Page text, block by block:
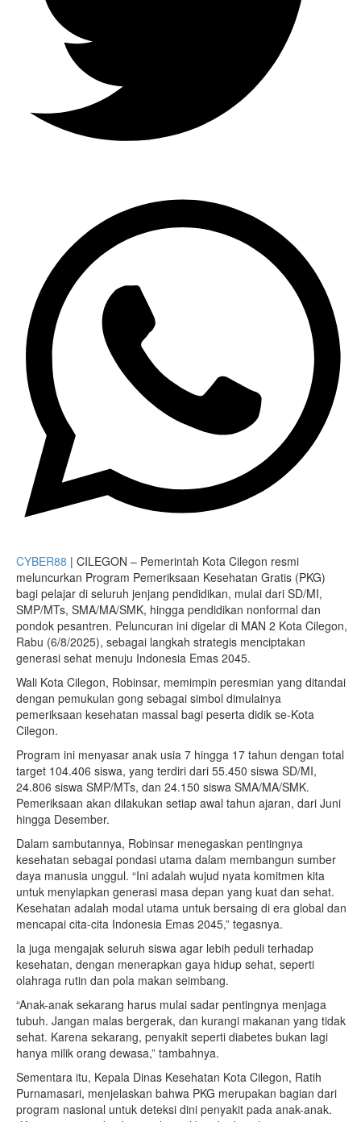
CYBER88 | CILEGON – Pemerintah Kota Cilegon resmi
meluncurkan Program Pemeriksaan Kesehatan Gratis (PKG)
bagi pelajar di seluruh jenjang pendidikan, mulai dari SD/MI,
SMP/MTs, SMA/MA/SMK, hingga pendidikan nonformal dan
pondok pesantren. Peluncuran ini digelar di MAN 2 Kota Cilegon,
Rabu (6/8/2025), sebagai langkah strategis menciptakan
generasi sehat menuju Indonesia Emas 2045.
Wali Kota Cilegon, Robinsar, memimpin peresmian yang ditandai
dengan pemukulan gong sebagai simbol dimulainya
pemeriksaan kesehatan massal bagi peserta didik se-Kota
Cilegon.
Program ini menyasar anak usia 7 hingga 17 tahun dengan total
target 104.406 siswa, yang terdiri dari 55.450 siswa SD/MI,
24.806 siswa SMP/MTs, dan 24.150 siswa SMA/MA/SMK.
Pemeriksaan akan dilakukan setiap awal tahun ajaran, dari Juni
hingga Desember.
Dalam sambutannya, Robinsar menegaskan pentingnya
kesehatan sebagai pondasi utama dalam membangun sumber
daya manusia unggul. “Ini adalah wujud nyata komitmen kita
untuk menyiapkan generasi masa depan yang kuat dan sehat.
Kesehatan adalah modal utama untuk bersaing di era global dan
mencapai cita-cita Indonesia Emas 2045,” tegasnya.
Ia juga mengajak seluruh siswa agar lebih peduli terhadap
kesehatan, dengan menerapkan gaya hidup sehat, seperti
olahraga rutin dan pola makan seimbang.
“Anak-anak sekarang harus mulai sadar pentingnya menjaga
tubuh. Jangan malas bergerak, dan kurangi makanan yang tidak
sehat. Karena sekarang, penyakit seperti diabetes bukan lagi
hanya milik orang dewasa,” tambahnya.
Sementara itu, Kepala Dinas Kesehatan Kota Cilegon, Ratih
Purnamasari, menjelaskan bahwa PKG merupakan bagian dari
program nasional untuk deteksi dini penyakit pada anak-anak.